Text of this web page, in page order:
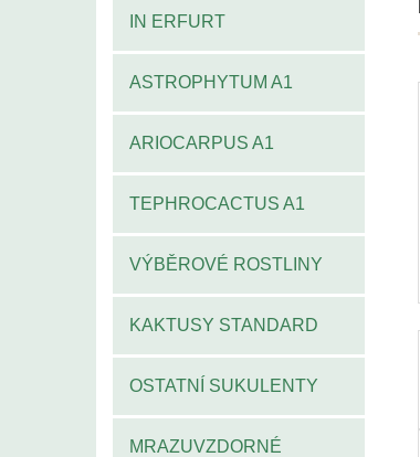
IN ERFURT
ASTROPHYTUM A1
ARIOCARPUS A1
TEPHROCACTUS A1
VÝBĚROVÉ ROSTLINY
KAKTUSY STANDARD
OSTATNÍ SUKULENTY
MRAZUVZDORNÉ